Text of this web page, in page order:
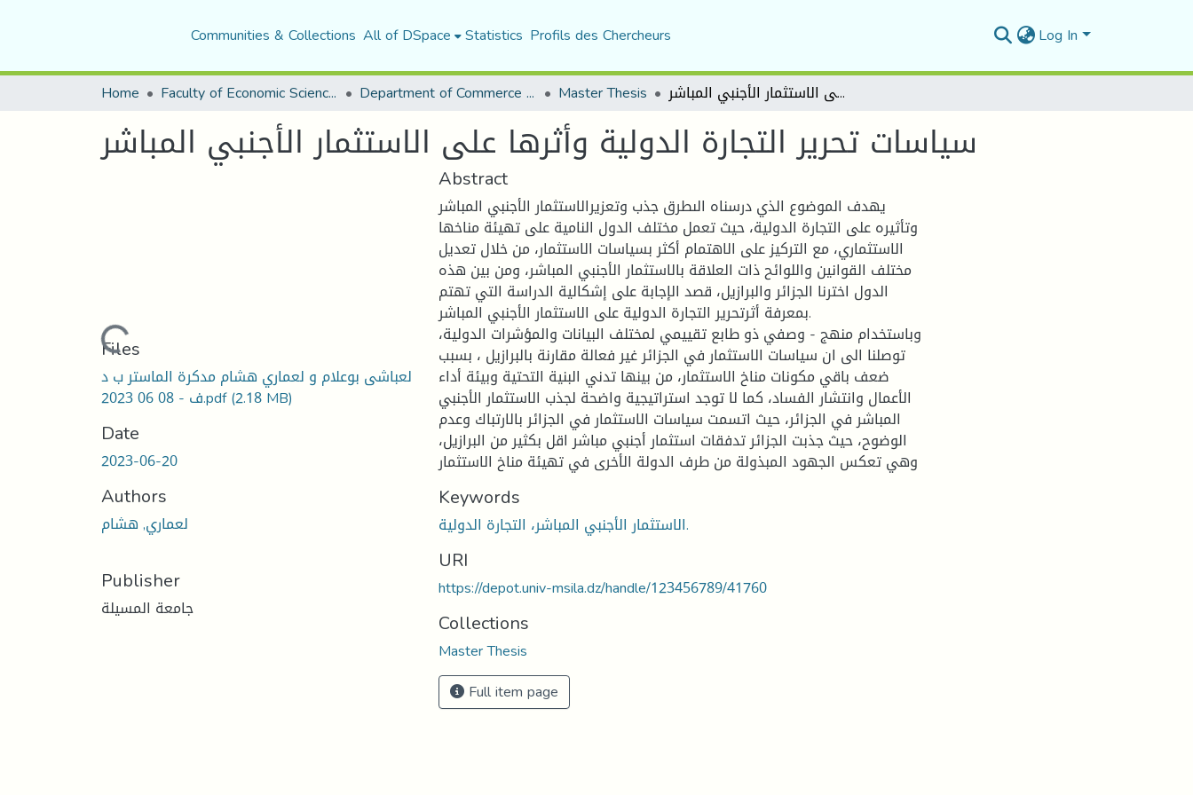
Communities & Collections All of DSpace Statistics Profils des Chercheurs Log In
Home Faculty of Economic Sciences, Commerce and Management Sciences Department of Commerce Science Master Thesis سياسات تحرير التجارة الدولية وأثرها على الاستثمار الأجنبي المباشر
سياسات تحرير التجارة الدولية وأثرها على الاستثمار الأجنبي المباشر
Loading...
Files
لعباشى بوعلام و لعماري هشام مدكرة الماستر ب د
ف - 08 06 2023.pdf(2.18 MB)
Date
2023-06-20
Authors
لعماري, هشام
Publisher
جامعة المسيلة
Abstract
يهدف الموضوع الذي درسناه الىطرق جذب وتعزيرالاستثمار الأجنبي المباشر
وتأثيره على التجارة الدولية، حيث تعمل مختلف الدول النامية على تهيئة مناخها
الاستثماري، مع التركيز على الاهتمام أكثر بسياسات الاستثمار، من خلال تعديل
مختلف القوانين واللوائح ذات العلاقة بالاستثمار الأجنبي المباشر، ومن بين هذه
الدول اخترنا الجزائر والبرازيل، قصد الإجابة على إشكالية الدراسة التي تهتم
بمعرفة أثرتحرير التجارة الدولية على الاستثمار الأجنبي المباشر.
وباستخدام منهج - وصفي ذو طابع تقييمي لمختلف البيانات والمؤشرات الدولية،
توصلنا الى ان سياسات الاستثمار في الجزائر غير فعالة مقارنة بالبرازيل ، بسبب
ضعف باقي مكونات مناخ الاستثمار، من بينها تدني البنية التحتية وبيئة أداء
الأعمال وانتشار الفساد، كما لا توجد استراتيجية واضحة لجذب الاستثمار الأجنبي
المباشر في الجزائر، حيث اتسمت سياسات الاستثمار في الجزائر بالارتباك وعدم
الوضوح، حيث جذبت الجزائر تدفقات استثمار أجنبي مباشر اقل بكثير من البرازيل،
وهي تعكس الجهود المبذولة من طرف الدولة الأخرى في تهيئة مناخ الاستثمار
Keywords
الاستثمار الأجنبي المباشر، التجارة الدولية.
URI
https://depot.univ-msila.dz/handle/123456789/41760
Collections
Master Thesis
Full item page